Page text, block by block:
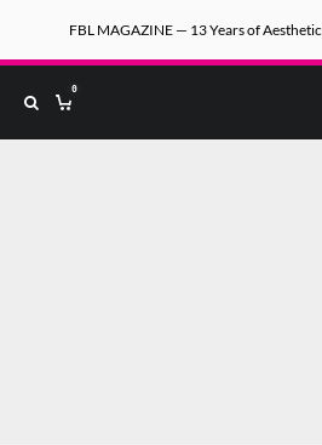
FBL MAGAZINE — 13 Years of
0